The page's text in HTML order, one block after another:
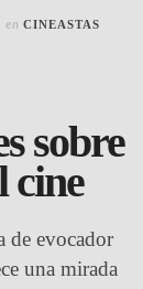
en CINEASTAS
sobre
cine
de evocador
una mirada